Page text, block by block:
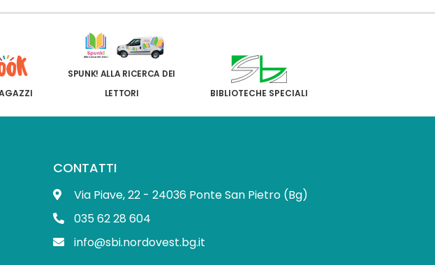
SPUNK! ALLA RICERCA DEI
LETTORI
BIBLIOTECHE SPECIALI
CONTATTI
Via Piave, 22 - 24036 Ponte San Pietro (Bg)
035 62 28 604
info@sbi.nordovest.bg.it